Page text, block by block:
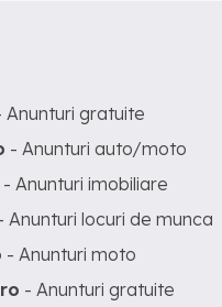
Anunturi gratuite
- Anunturi auto/moto
- Anunturi imobiliare
Anunturi locuri de munca
- Anunturi moto
- Anunturi gratuite